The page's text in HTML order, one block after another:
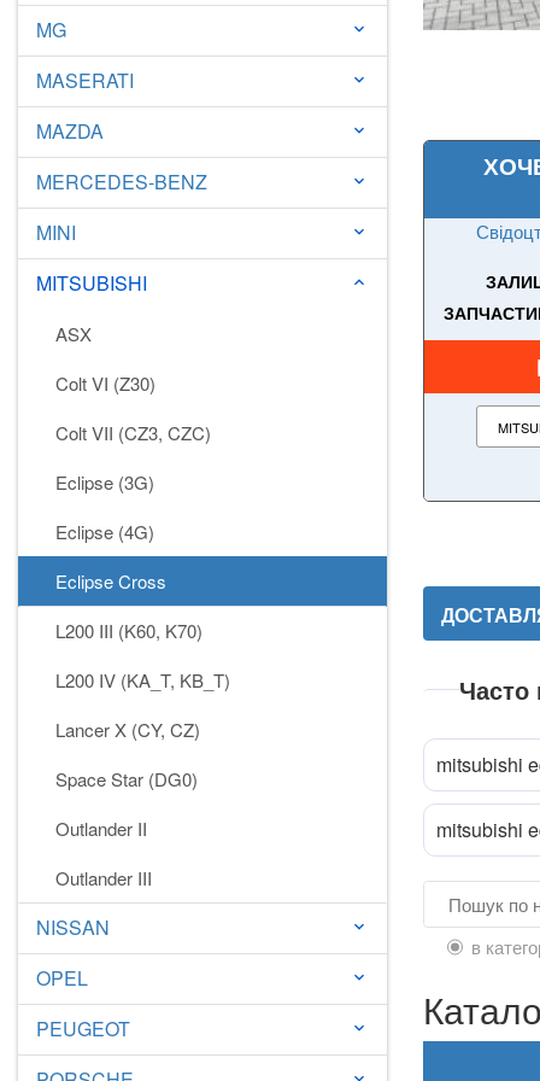
MG keyboard_arrow_down
MASERATI keyboard_arrow_down
MAZDA keyboard_arrow_down
MERCEDES-BENZ keyboard_arrow_down
MINI keyboard_arrow_down
MITSUBISHI keyboard_arrow_down
ASX
Colt VI (Z30)
Colt VII (CZ3, CZC)
Eclipse (3G)
Eclipse (4G)
Eclipse Cross
L200 III (K60, K70)
L200 IV (KA_T, KB_T)
Lancer X (CY, CZ)
Space Star (DG0)
Outlander II
Outlander III
NISSAN keyboard_arrow_down
OPEL keyboard_arrow_down
PEUGEOT keyboard_arrow_down
attach_file
mitsubishi
mitsubishi
в